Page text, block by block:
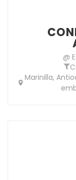
@
Marinilla,